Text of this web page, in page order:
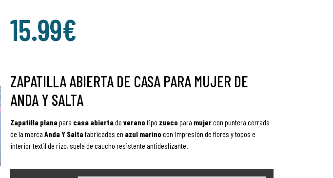
15.99€
ZAPATILLA ABIERTA DE CASA PARA MUJER DE
ANDA Y SALTA
Zapatilla planapara casa abiertade verano tipo zueco para mujercon puntera cerrada
de la marca Anda Y Saltafabricadas en azul marino con impresión de flores y topos e
interior textil de rizo, suela de caucho resistente antideslizante.